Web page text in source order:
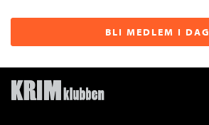
BLI MEDLEM I DAG